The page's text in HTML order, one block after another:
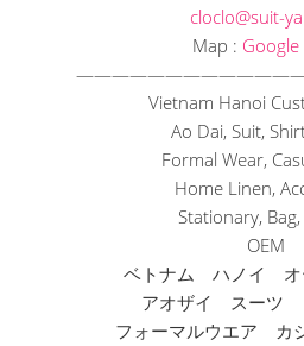
cloclo@suit-
Map :
——————————
Vietnam Hanoi
Ao Dai, Suit,
Formal Wear,
Home Linen,
Stationary,
OEM
ベトナム ハノイ オ
アオザイ スーツ
フォーマルウエア カ